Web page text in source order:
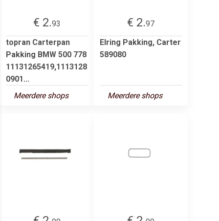
€ 2.93
topran Carterpan
Pakking BMW 500 778
11131265419,1113128
0901...
Meerdere shops
€ 2.97
Elring Pakking, Carter
589080
Meerdere shops